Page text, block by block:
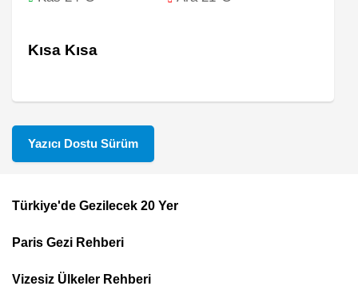
Kısa Kısa
Yazıcı Dostu Sürüm
Top
Menu
Türkiye'de Gezilecek 20 Yer
Paris Gezi Rehberi
Vizesiz Ülkeler Rehberi